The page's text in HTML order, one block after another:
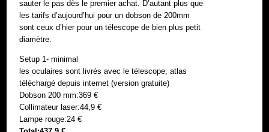
sauter le pas dès le premier achat. D’autant plus que
les tarifs d’aujourd’hui pour un dobson de 200mm
sont ceux d’hier pour un télescope de bien plus petit
diamètre.
Setup 1- minimal
les oculaires sont livrés avec le télescope, atlas
téléchargé depuis internet (version gratuite)
Dobson 200 mm:369 €
Collimateur laser:44,9 €
Lampe rouge:24 €